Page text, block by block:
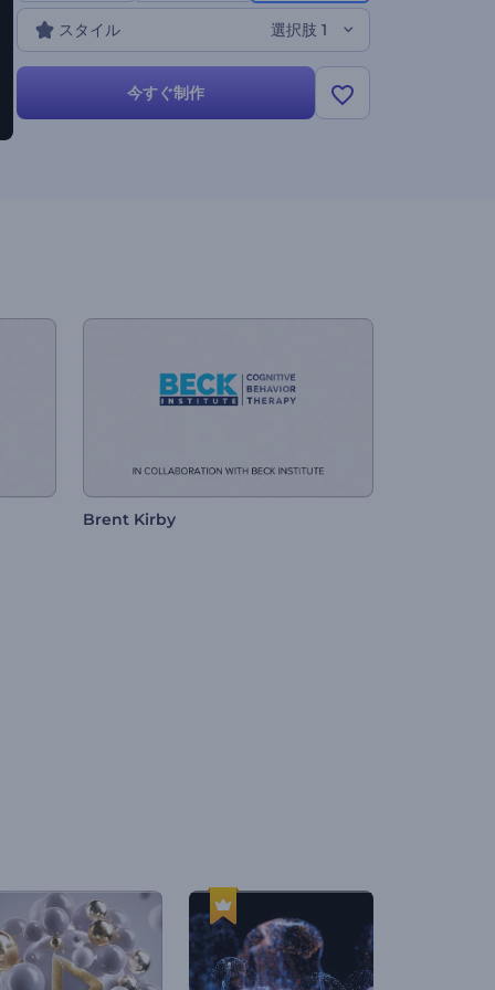
ファレンスのオープニング、製品プレゼンテーション、
テレビコマーシャルなど、様々な用途に最適です。今す
ぐお試しください！
スタイル 選択肢 1
今すぐ制作
Brent Kirby